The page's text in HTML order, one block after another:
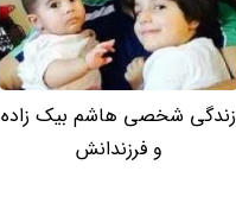
زندگی شخصی هاشم بیک زاده
و فرزندانش